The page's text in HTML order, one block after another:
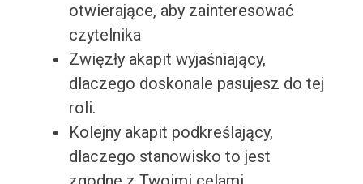
otwierające, aby zainteresować
czytelnika
Zwięzły akapit wyjaśniający,
dlaczego doskonale pasujesz do tej
roli.
Kolejny akapit podkreślający,
dlaczego stanowisko to jest